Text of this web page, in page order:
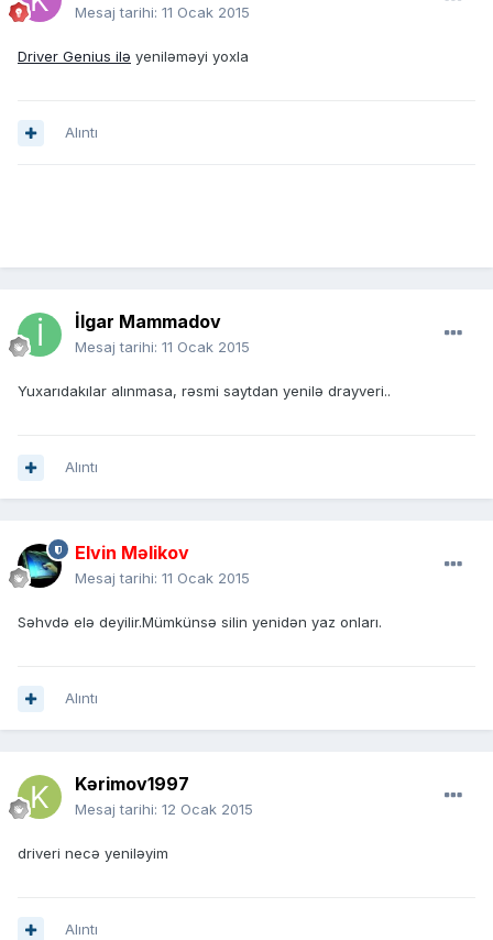
Mesaj tarihi: 11 Ocak 2015
Driver Genius ilə yeniləməyi yoxla
Alıntı
İlgar Mammadov
Mesaj tarihi: 11 Ocak 2015
Yuxarıdakılar alınmasa, rəsmi saytdan yenilə drayveri..
Alıntı
Elvin Məlikov
Mesaj tarihi: 11 Ocak 2015
Səhvdə elə deyilir.Mümkünsə silin yenidən yaz onları.
Alıntı
Kərimov1997
Mesaj tarihi: 12 Ocak 2015
driveri necə yeniləyim
Alıntı